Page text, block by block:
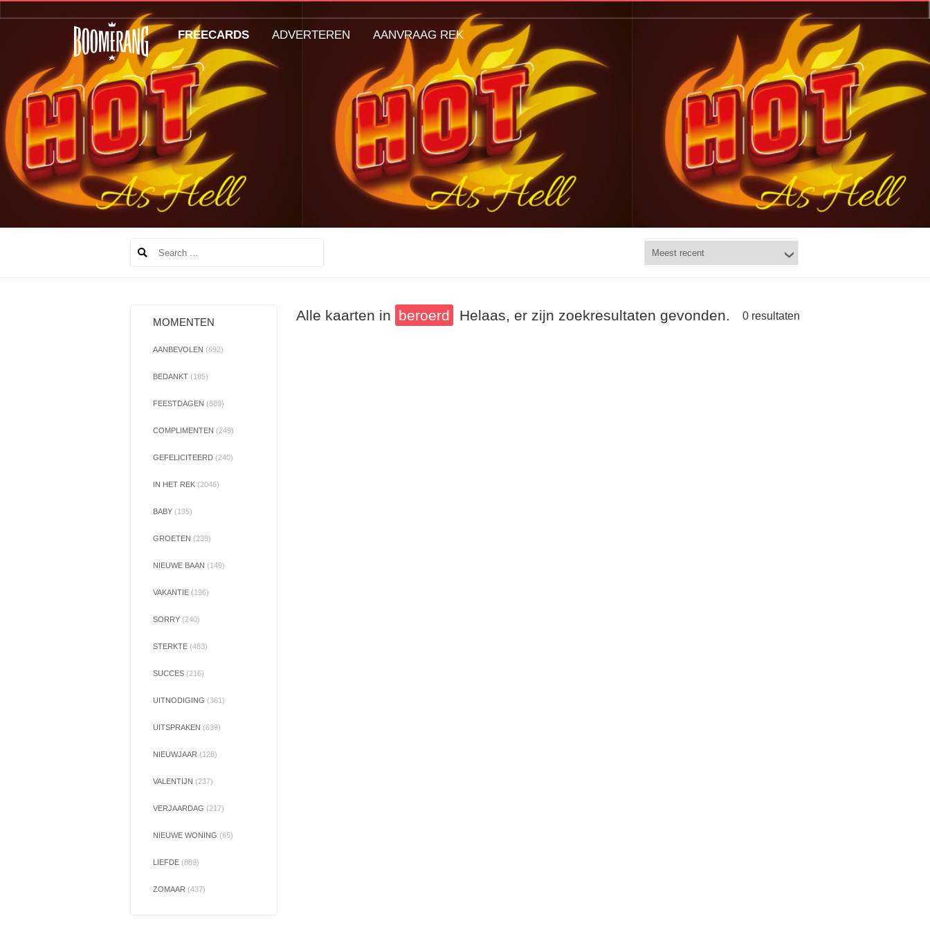
MOMENTEN
AANBEVOLEN (692)
BEDANKT (185)
FEESTDAGEN (889)
COMPLIMENTEN (249)
GEFELICITEERD (240)
IN HET REK (2046)
BABY (135)
GROETEN (239)
NIEUWE BAAN (149)
VAKANTIE (196)
SORRY (240)
STERKTE (483)
SUCCES (216)
UITNODIGING (361)
UITSPRAKEN (639)
NIEUWJAAR (128)
VALENTIJN (237)
VERJAARDAG (217)
NIEUWE WONING (65)
LIEFDE (889)
ZOMAAR (437)
Alle kaarten in beroerd 0 resultaten
Helaas, er zijn zoekresultaten gevonden.
FREECARDS ADVERTEREN AANVRAAG REK